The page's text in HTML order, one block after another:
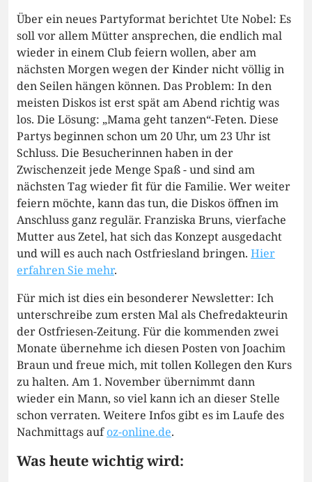
Über ein neues Partyformat berichtet Ute Nobel: Es
soll vor allem Mütter ansprechen, die endlich mal
wieder in einem Club feiern wollen, aber am
nächsten Morgen wegen der Kinder nicht völlig in
den Seilen hängen können. Das Problem: In den
meisten Diskos ist erst spät am Abend richtig was
los. Die Lösung: „Mama geht tanzen“-Feten. Diese
Partys beginnen schon um 20 Uhr, um 23 Uhr ist
Schluss. Die Besucherinnen haben in der
Zwischenzeit jede Menge Spaß - und sind am
nächsten Tag wieder fit für die Familie. Wer weiter
feiern möchte, kann das tun, die Diskos öffnen im
Anschluss ganz regulär. Franziska Bruns, vierfache
Mutter aus Zetel, hat sich das Konzept ausgedacht
und will es auch nach Ostfriesland bringen. Hier
erfahren Sie mehr.
Für mich ist dies ein besonderer Newsletter: Ich
unterschreibe zum ersten Mal als Chefredakteurin
der Ostfriesen-Zeitung. Für die kommenden zwei
Monate übernehme ich diesen Posten von Joachim
Braun und freue mich, mit tollen Kollegen den Kurs
zu halten. Am 1. November übernimmt dann
wieder ein Mann, so viel kann ich an dieser Stelle
schon verraten. Weitere Infos gibt es im Laufe des
Nachmittags aufoz-online.de.
Was heute wichtig wird: